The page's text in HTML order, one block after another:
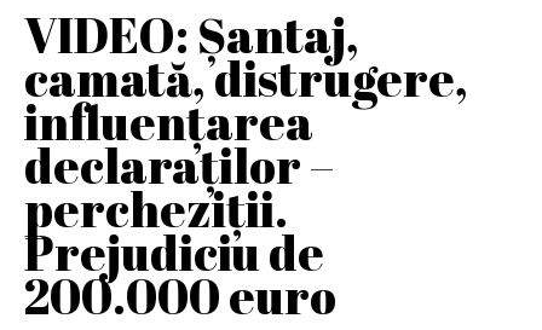
VIDEO: Șantaj,
camată, distrugere,
influențarea
declaraților –
percheziții.
Prejudiciu de
200.000 euro